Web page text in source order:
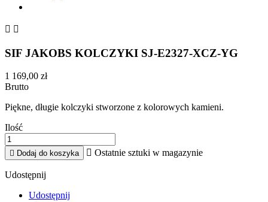
 
SIF JAKOBS KOLCZYKI SJ-E2327-XCZ-YG
1 169,00 zł
Brutto
Piękne, długie kolczyki stworzone z kolorowych kamieni.
Ilość
 Dodaj do koszyka  Ostatnie sztuki w magazynie
Udostępnij
Udostępnij